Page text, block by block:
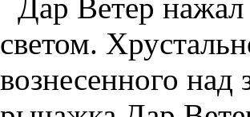
Дар Ветер нажал
светом.
вознесенного